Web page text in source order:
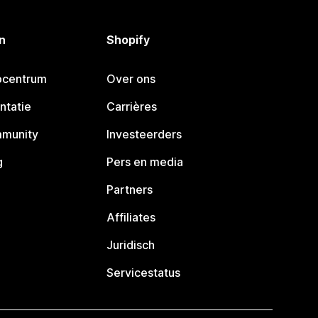
Shopify
Over ons
Carrières
Investeerders
Pers en media
Partners
Affiliates
Juridisch
Servicestatus